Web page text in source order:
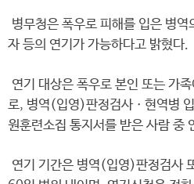
병무청은 폭우로 피해를 입은 병
자 등의 연기가 가능하다고 밝혔다.
연기 대상은 폭우로 본인 또는 가
로, 병역(입영)판정검사ㆍ현역병
원훈련소집 통지서를 받은 사람 중
연기 기간은 병역(입영)판정검사